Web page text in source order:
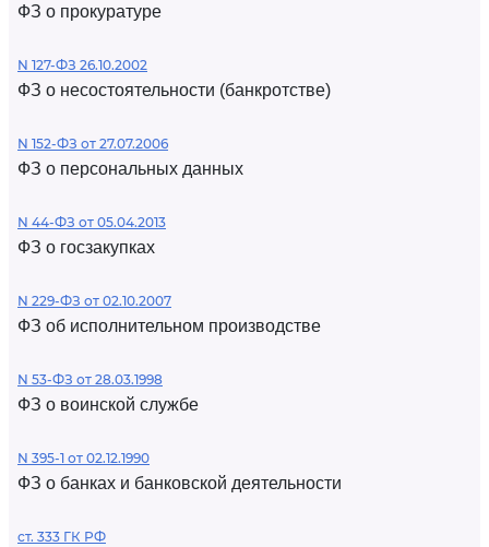
ФЗ о прокуратуре
N 127-ФЗ 26.10.2002
ФЗ о несостоятельности (банкротстве)
N 152-ФЗ от 27.07.2006
ФЗ о персональных данных
N 44-ФЗ от 05.04.2013
ФЗ о госзакупках
N 229-ФЗ от 02.10.2007
ФЗ об исполнительном производстве
N 53-ФЗ от 28.03.1998
ФЗ о воинской службе
N 395-1 от 02.12.1990
ФЗ о банках и банковской деятельности
ст. 333 ГК РФ